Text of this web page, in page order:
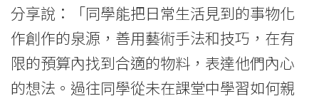
分享說：「同學能把日常生活見到的事物化
作創作的泉源，善用藝術手法和技巧，在有
限的預算內找到合適的物料，表達他們內心
的想法。過往同學從未在課堂中學習如何親